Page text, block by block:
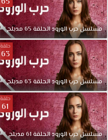
مسلسلحربالورودالحلقة65مدبلج
حلقة
63
مسلسلحربالورودالحلقة63مدبلج
حلقة
61
مسلسلحربالورودالحلقة61مدبلج